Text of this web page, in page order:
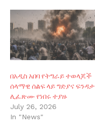
በአዲስ አበባ የትግራይ ተወላጆች
ሰላማዊ ሰልፍ ላይ ግድያና ፍንዳታ
ሊፈጽሙ የነበሩ ተያዙ
July 26, 2026
In "News"